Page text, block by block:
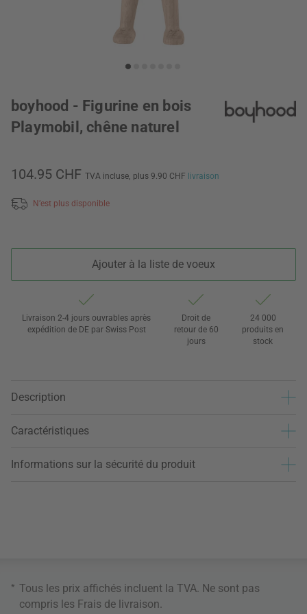
boyhood - Figurine en bois
Playmobil, chêne naturel
104.95 CHF TVA incluse, plus 9.90 CHF livraison
N’est plus disponible
Ajouter à la liste de voeux
Livraison 2-4 jours ouvrables après
expédition de DE par Swiss Post
Droit de
retour de 60
jours
24 000
produits en
stock
Description
Caractéristiques
Informations sur la sécurité du produit
* Tous les prix affichés incluent la TVA. Ne sont pas
compris les Frais de livraison